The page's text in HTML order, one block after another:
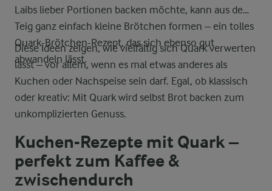
Laibs lieber Portionen backen möchte, kann aus dem
Teig ganz einfach kleine Brötchen formen – ein tolles
Quark-Brötchen-Rezept, das sich ebenso gut
abwandeln lässt.
Diese Ideen zeigen, wie vielfältig sich Quark verwerten
lässt – vor allem, wenn es mal etwas anderes als
Kuchen oder Nachspeise sein darf. Egal, ob klassisch
oder kreativ: Mit Quark wird selbst Brot backen zum
unkomplizierten Genuss.
Kuchen-Rezepte mit Quark –
perfekt zum Kaffee &
zwischendurch